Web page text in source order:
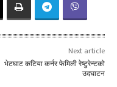
Next article
भेटघाट कटिया कर्नर फेमिली रेष्टुरेन्टको
उदघाटन